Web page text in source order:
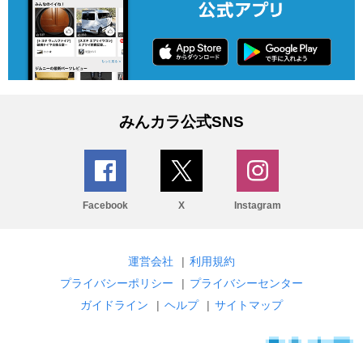
みんカラ公式SNS
Facebook X Instagram
運営会社 | 利用規約
プライバシーポリシー
| プライバシーセンター
ガイドライン
| ヘルプ | サイトマップ